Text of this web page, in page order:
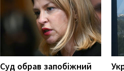
Суд обрав запобіжний